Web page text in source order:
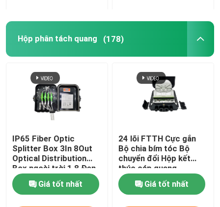
Hộp phân tách quang (178)
IP65 Fiber Optic
Splitter Box 3In 8Out
Optical Distribution
Box ngoài trời 1 8 Đen
không cắt cáp cáp
Giá tốt nhất
24 lõi FTTH Cực gắn
Bộ chia bím tóc Bộ
chuyển đổi Hộp kết
thúc cáp quang
Giá tốt nhất